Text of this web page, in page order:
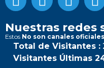
Nuestras redes
Estos No son canales oficiales
Total de Visitantes :
Visitantes Últimas